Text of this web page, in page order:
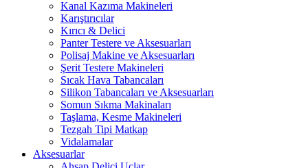
Kanal Kazıma Makineleri
Karıştırıcılar
Kırıcı & Delici
Panter Testere ve Aksesuarları
Polisaj Makine ve Aksesuarları
Şerit Testere Makineleri
Sıcak Hava Tabancaları
Silikon Tabancaları ve Aksesuarları
Somun Sıkma Makinaları
Taşlama, Kesme Makineleri
Tezgah Tipi Matkap
Vidalamalar
Aksesuarlar